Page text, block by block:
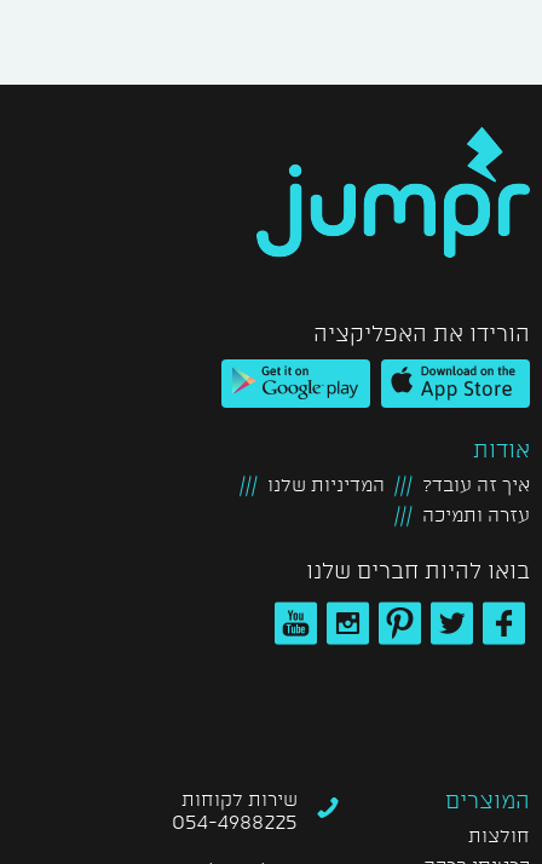
הורידו את האפליקציה
אודות
איך זה עובד?
המדיניות שלנו
עזרה ותמיכה
בואו להיות חברים שלנו
המוצרים
חולצות
שירות לקוחות
054-4988225